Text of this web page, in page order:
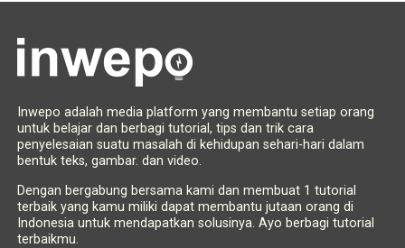
Inwepo adalah media platform yang membantu setiap orang
untuk belajar dan berbagi tutorial, tips dan trik cara
penyelesaian suatu masalah di kehidupan sehari-hari dalam
bentuk teks, gambar. dan video.
Dengan bergabung bersama kami dan membuat 1 tutorial
terbaik yang kamu miliki dapat membantu jutaan orang di
Indonesia untuk mendapatkan solusinya. Ayo berbagi tutorial
terbaikmu.